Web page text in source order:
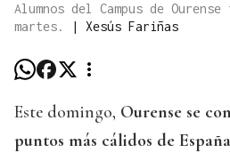
Alumnos del Campus de
martes.
| Xesús Fariñas
Este domingo, Ourense se
puntos más cálidos de España